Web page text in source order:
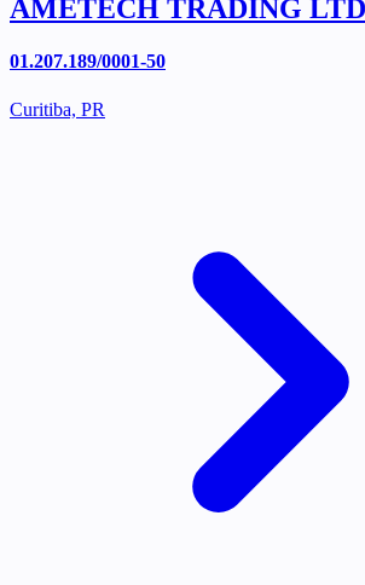
AMETECH TRADING
01.207.189/0001-50
Curitiba, PR